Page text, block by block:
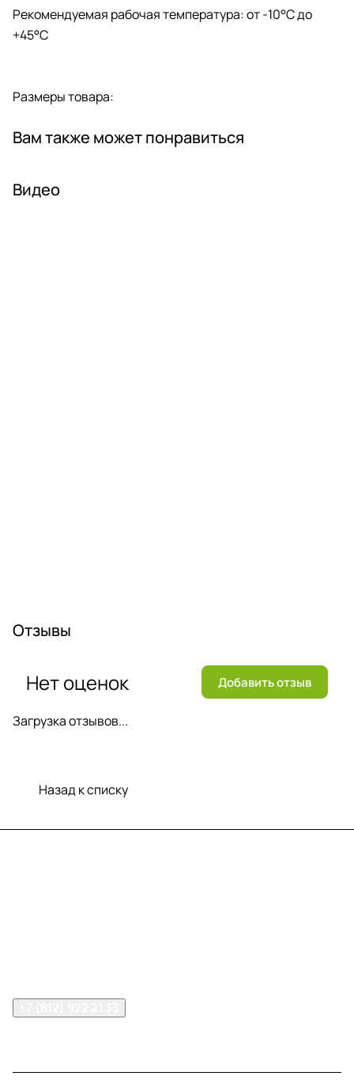
Рекомендуемая рабочая температура: от -10°C до
+45°C
Размеры товара:
Вам также может понравиться
Видео
Отзывы
Загрузка отзывов...
Нет оценок Добавить отзыв
Назад к списку